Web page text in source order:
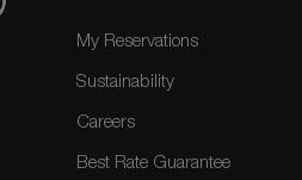
My Reservations
Sustainability
Careers
Best Rate Guarantee